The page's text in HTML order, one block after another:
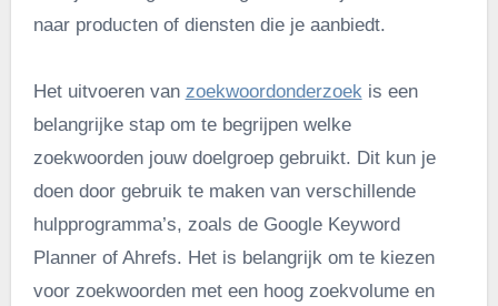
naar producten of diensten die je aanbiedt.
Het uitvoeren van zoekwoordonderzoek is een
belangrijke stap om te begrijpen welke
zoekwoorden jouw doelgroep gebruikt. Dit kun je
doen door gebruik te maken van verschillende
hulpprogramma’s, zoals de Google Keyword
Planner of Ahrefs. Het is belangrijk om te kiezen
voor zoekwoorden met een hoog zoekvolume en